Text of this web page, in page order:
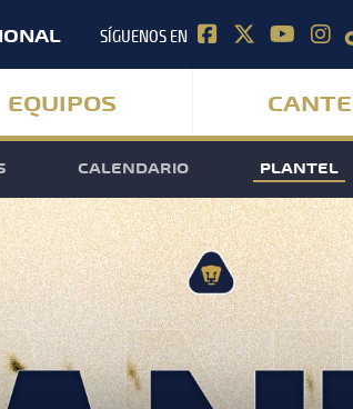
SÍGUENOS EN
EQUIPOS
CALENDARIO PLANTEL